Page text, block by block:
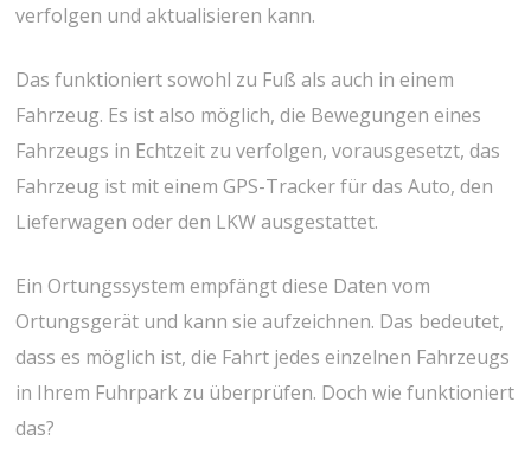
verfolgen und aktualisieren kann.
Das funktioniert sowohl zu Fuß als auch in einem
Fahrzeug. Es ist also möglich, die Bewegungen eines
Fahrzeugs in Echtzeit zu verfolgen, vorausgesetzt, das
Fahrzeug ist mit einem GPS-Tracker für das Auto, den
Lieferwagen oder den LKW ausgestattet.
Ein Ortungssystem empfängt diese Daten vom
Ortungsgerät und kann sie aufzeichnen. Das bedeutet,
dass es möglich ist, die Fahrt jedes einzelnen Fahrzeugs
in Ihrem Fuhrpark zu überprüfen. Doch wie funktioniert
das?